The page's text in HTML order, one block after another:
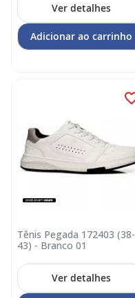
Ver detalhes
Adicionar ao carrinho
Tênis Pegada 172403 (38-
43) - Branco 01
Ver detalhes